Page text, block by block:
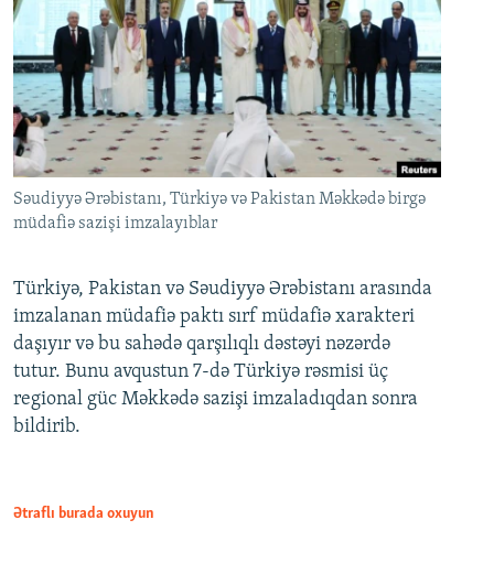
Səudiyyə Ərəbistanı, Türkiyə və Pakistan Məkkədə birgə
müdafiə sazişi imzalayıblar
Türkiyə, Pakistan və Səudiyyə Ərəbistanı arasında
imzalanan müdafiə paktı sırf müdafiə xarakteri
daşıyır və bu sahədə qarşılıqlı dəstəyi nəzərdə
tutur. Bunu avqustun 7-də Türkiyə rəsmisi üç
regional güc Məkkədə sazişi imzaladıqdan sonra
bildirib.
Ətraflı burada oxuyun